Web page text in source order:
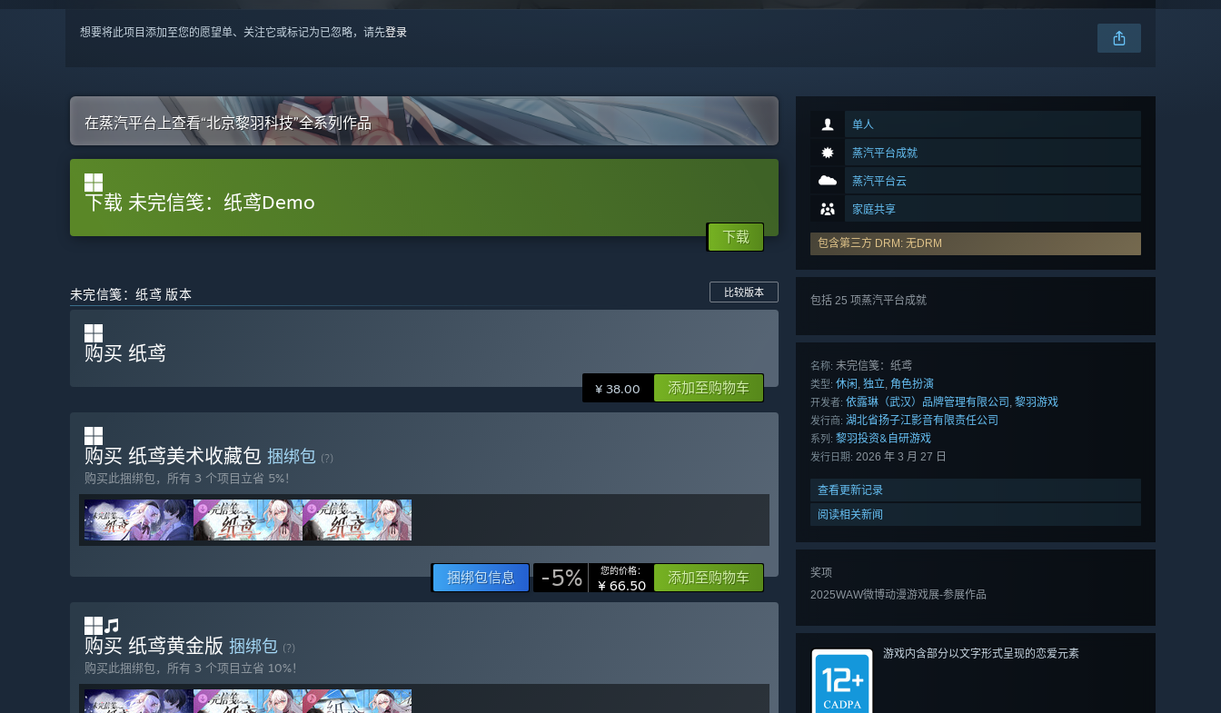
想要将此项目添加至您的愿望单、关注它或标记为已忽略，请先登录
单人
蒸汽平台成就
蒸汽平台云
家庭共享
包含第三方 DRM: 无DRM
包括 25 项蒸汽平台成就
名称: 未完信䇳：纸鸢
类型: 休闲, 独立, 角色扮演
开发者: 依露琳（武汉）品牌管理有限公司 , 黎羽游戏
发行商: 湖北省扬子江影音有限责任公司
系列: 黎羽投资&自研游戏
发行日期: 2026 年 3 月 27 日
查看更新记录
阅读相关新闻
奖项
2025WAW微博动漫游戏展-参展作品
游戏内含部分以文字形式呈现的恋爱元素
在蒸汽平台上查看“北京黎羽科技”全系列作品
下载 未完信笺：纸鸢Demo
下载
未完信䇳：纸鸢 版本 比较版本
购买 纸鸢
¥ 38.00 添加至购物车
购买 纸鸢美术收藏包 捆绑包 (?)
购买此捆绑包，所有 3 个项目立省 5%！
捆绑包信息 -5% 您的价格：
¥ 66.50 添加至购物车
购买 纸鸢黄金版 捆绑包 (?)
购买此捆绑包，所有 3 个项目立省 10%！